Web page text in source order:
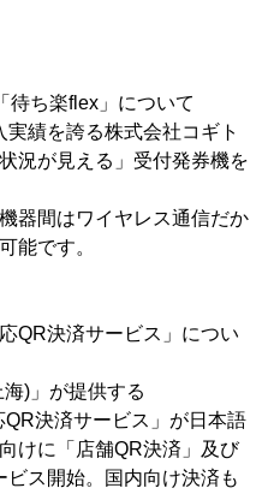
待ち楽flex」について
績を誇る株式会社コギト
況が見える」受付発券機を
器間はワイヤレス通信だか
能です。
QR決済サービス」につい
)」が提供する
QR決済サービス」が日本語
けに「店舗QR決済」及び
ビス開始。国内向け決済も